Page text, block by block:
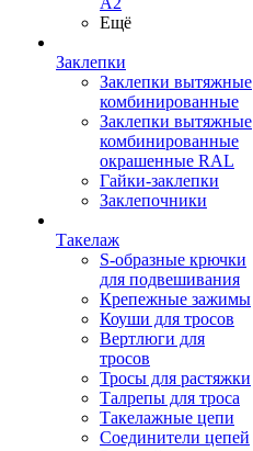
Ещё
Заклепки
Заклепки вытяжные
комбинированные
Заклепки вытяжные
комбинированные
окрашенные RAL
Гайки-заклепки
Заклепочники
Такелаж
S-образные крючки
для подвешивания
Крепежные зажимы
Коуши для тросов
Вертлюги для
тросов
Тросы для растяжки
Талрепы для троса
Такелажные цепи
Соединители цепей